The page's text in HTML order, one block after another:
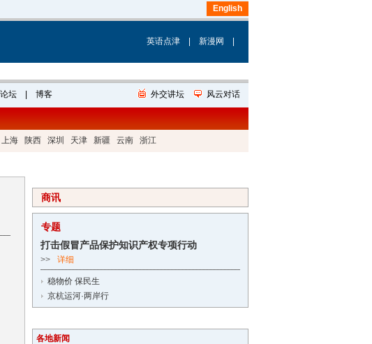
上海 陕西 深圳 天津 新疆 云南 浙江
商讯
专题
打击假冒产品保护知识产权专项行动
>> 详细
稳物价 保民生
京杭运河·两岸行
各地新闻